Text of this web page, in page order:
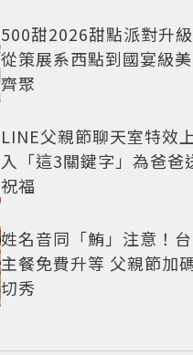
500甜2026甜點派對升級
從策展系西點到國宴級
齊聚
LINE父親節聊天室特效
入「這3關鍵字」為爸爸
祝福
姓名音同「鮪」注意！
主餐免費升等 父親節加
切秀